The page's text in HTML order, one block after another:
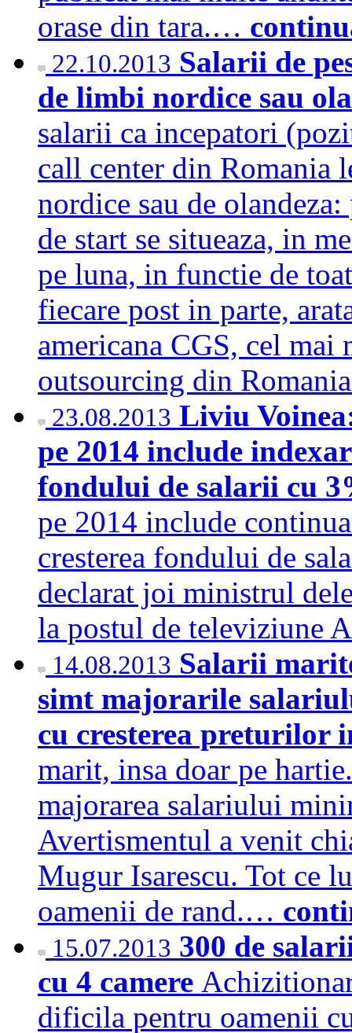
orase din tara.…
22.10.2013 Salarii de
de limbi nordice sau
salarii ca incepatori
call center din
nordice sau de
de start se situeaza, in
pe luna, in functie de
fiecare post in parte,
americana CGS, cel
outsourcing din
23.08.2013 Liviu
pe 2014 include
fondului de salarii cu
pe 2014 include
cresterea fondului de
declarat joi ministrul
la postul de televiziune
14.08.2013 Salarii
simt majorarile
cu cresterea preturilor
marit, insa doar pe
majorarea salariului
Avertismentul a venit
Mugur Isarescu. Tot ce
oamenii de rand.…
15.07.2013 300 de
cu 4 camere
dificila pentru oamenii